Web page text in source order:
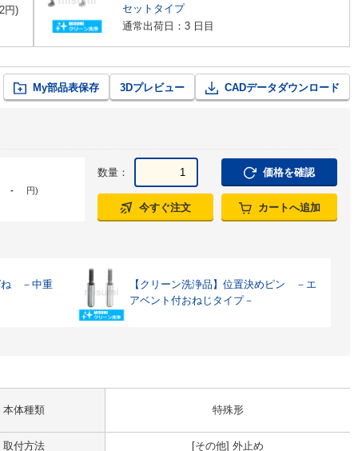
円)
セットタイプ
通常出荷日：3 日目
My部品表保存 3Dプレビュー CADデータダウンロード
- 円)
数量： 価格を確認
今すぐ注文 カートへ追加
ね －中重
【クリーン洗浄品】位置決めピン －エ
アベント付おねじタイプ－
本体種類 特殊形
取付方法 [その他] 外止め